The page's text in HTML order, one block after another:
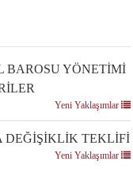
BAROSU YÖNETİMİ
Yeni Yaklaşımlar
DEĞİŞİKLİK TEKLİFİ
Yeni Yaklaşımlar